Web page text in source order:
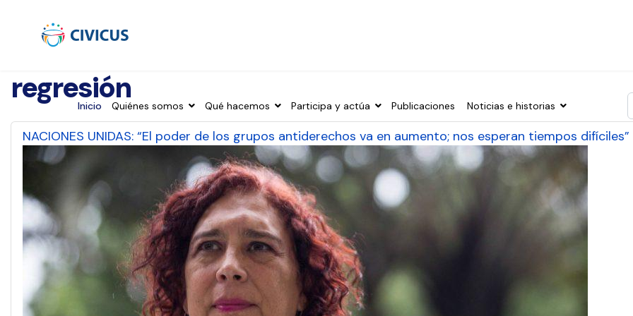
Inicio Quiénes somos Qué hacemos Participa y actúa Publicaciones Noticias e historias
regresión
NACIONES UNIDAS: “El poder de los grupos antiderechos va en aumento; nos esperan tiempos difíciles”